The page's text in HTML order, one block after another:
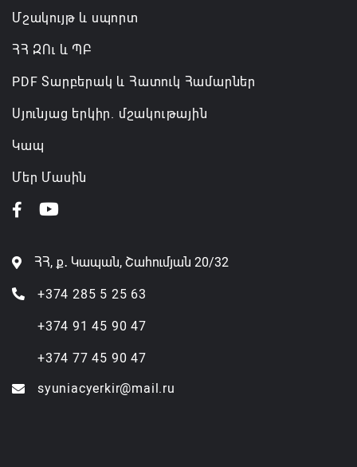
Մշակույթ և սպորտ
ՀՀ ԶՈւ և ՊԲ
PDF Տարբերակ և Հատուկ Համարներ
Սյունյաց երկիր. մշակութային
Կապ
Մեր Մասին
ՀՀ, ք․ Կապան, Շահումյան 20/32
+374 285 5 25 63
+374 91 45 90 47
+374 77 45 90 47
syuniacyerkir@mail.ru